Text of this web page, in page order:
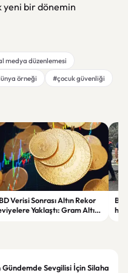
yeni bir dönemin
medya düzenlemesi
örneği #çocuk güvenliği
Verisi Sonrası Altın Rekor
Yaklaştı: Gram Altın
Sevgilisi İçin Silaha